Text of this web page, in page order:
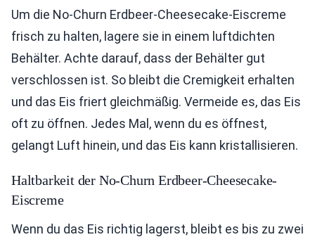
Um die No-Churn Erdbeer-Cheesecake-Eiscreme
frisch zu halten, lagere sie in einem luftdichten
Behälter. Achte darauf, dass der Behälter gut
verschlossen ist. So bleibt die Cremigkeit erhalten
und das Eis friert gleichmäßig. Vermeide es, das Eis
oft zu öffnen. Jedes Mal, wenn du es öffnest,
gelangt Luft hinein, und das Eis kann kristallisieren.
Haltbarkeit der No-Churn Erdbeer-Cheesecake-
Eiscreme
Wenn du das Eis richtig lagerst, bleibt es bis zu zwei